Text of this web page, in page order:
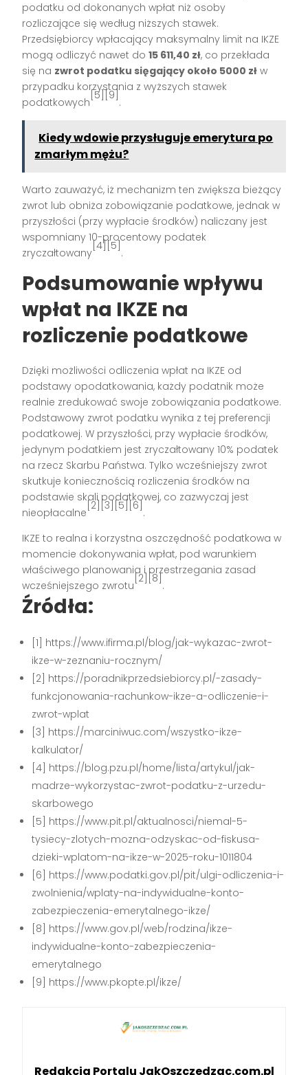
podatku od dokonanych wpłat niż osoby
rozliczające się według niższych stawek.
Przedsiębiorcy wpłacający maksymalny limit na IKZE
mogą odliczyć nawet do15 611,40 zł, co przekłada
się na zwrot podatku sięgający około 5000 zł w
przypadku korzystania z wyższych stawek
podatkowych
[5][9]
.
Kiedy wdowie przysługuje emerytura po
zmarłym mężu?
Warto zauważyć, iż mechanizm ten zwiększa bieżący
zwrot lub obniża zobowiązanie podatkowe, jednak w
przyszłości (przy wypłacie środków) naliczany jest
wspomniany 10-procentowy podatek
zryczałtowany
[4][5]
.
Podsumowanie wpływu
wpłat na IKZE na
rozliczenie podatkowe
Dzięki możliwości odliczenia wpłat na IKZE od
podstawy opodatkowania, każdy podatnik może
realnie zredukować swoje zobowiązania podatkowe.
Podstawowy zwrot podatku wynika z tej preferencji
podatkowej. W przyszłości, przy wypłacie środków,
jedynym podatkiem jest zryczałtowany 10% podatek
na rzecz Skarbu Państwa. Tylko wcześniejszy zwrot
skutkuje koniecznością rozliczenia środków na
podstawie skali podatkowej, co zazwyczaj jest
nieopłacalne
[2][3][5][6]
.
IKZE to realna i korzystna oszczędność podatkowa w
momencie dokonywania wpłat, pod warunkiem
właściwego planowania i przestrzegania zasad
wcześniejszego zwrotu
[2][8]
.
Źródła:
[1] https://www.ifirma.pl/blog/jak-wykazac-zwrot-
ikze-w-zeznaniu-rocznym/
[2] https://poradnikprzedsiebiorcy.pl/-zasady-
funkcjonowania-rachunkow-ikze-a-odliczenie-i-
zwrot-wplat
[3] https://marciniwuc.com/wszystko-ikze-
kalkulator/
[4] https://blog.pzu.pl/home/lista/artykul/jak-
madrze-wykorzystac-zwrot-podatku-z-urzedu-
skarbowego
[5] https://www.pit.pl/aktualnosci/niemal-5-
tysiecy-zlotych-mozna-odzyskac-od-fiskusa-
dzieki-wplatom-na-ikze-w-2025-roku-1011804
[6] https://www.podatki.gov.pl/pit/ulgi-odliczenia-i-
zwolnienia/wplaty-na-indywidualne-konto-
zabezpieczenia-emerytalnego-ikze/
[8] https://www.gov.pl/web/rodzina/ikze-
indywidualne-konto-zabezpieczenia-
emerytalnego
[9] https://www.pkopte.pl/ikze/
Redakcja Portalu JakOszczedzac.com.pl